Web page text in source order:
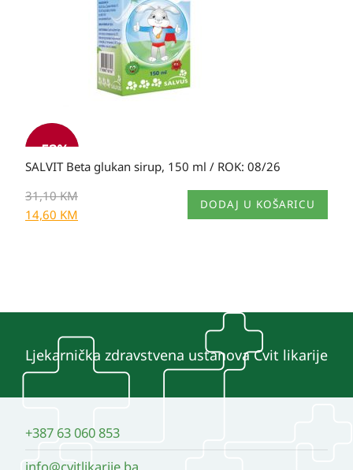
-53%
SALVIT Beta glukan sirup, 150 ml / ROK: 08/26
31,10KM
14,60 KM
DODAJ U KOŠARICU
Ljekarnička zdravstvena ustanova Cvit likarije
+387 63 060 853
info@cvitlikarije.ba